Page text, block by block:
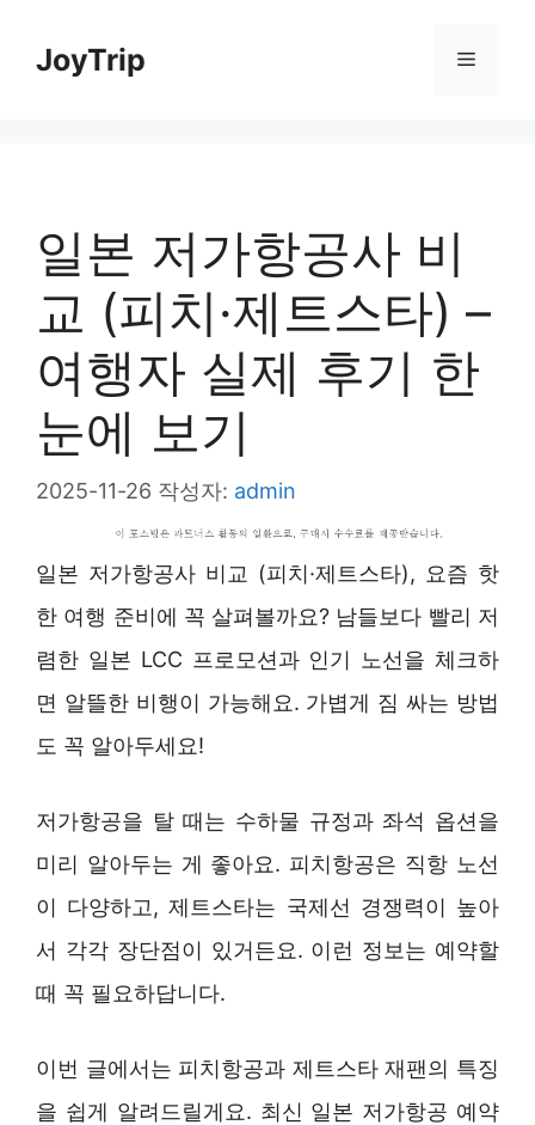
JoyTrip 메
일본 저가항공사 비
교 (피치·제트스타) –
여행자 실제 후기 한
눈에 보기
2025-11-26 작성자: admin
일본 저가항공사 비교 (피치·제트스타), 요즘 핫
한 여행 준비에 꼭 살펴볼까요? 남들보다 빨리 저
렴한 일본 LCC 프로모션과 인기 노선을 체크하
면 알뜰한 비행이 가능해요. 가볍게 짐 싸는 방법
도 꼭 알아두세요!
저가항공을 탈 때는 수하물 규정과 좌석 옵션을
미리 알아두는 게 좋아요. 피치항공은 직항 노선
이 다양하고, 제트스타는 국제선 경쟁력이 높아
서 각각 장단점이 있거든요. 이런 정보는 예약할
때 꼭 필요하답니다.
이번 글에서는 피치항공과 제트스타 재팬의 특징
을 쉽게 알려드릴게요. 최신 일본 저가항공 예약